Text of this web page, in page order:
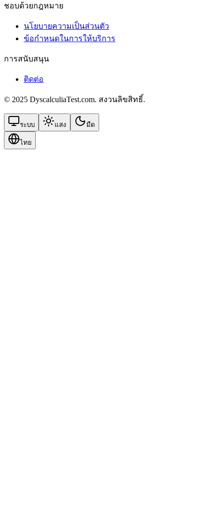
ชอบด้วยกฎหมาย
นโยบายความเป็นส่วนตัว
ข้อกําหนดในการให้บริการ
การสนับสนุน
ติดต่อ
© 2025 DyscalculiaTest.com. สงวนลิขสิทธิ์.
ระบบ แสง มืด
ไทย